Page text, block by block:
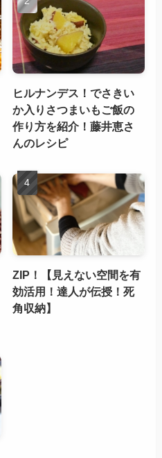
ヒルナンデス！でさきい
か入りさつまいもご飯の
作り方を紹介！藤井恵さ
んのレシピ
ZIP！【見えない空間を有
効活用！達人が伝授！死
角収納】